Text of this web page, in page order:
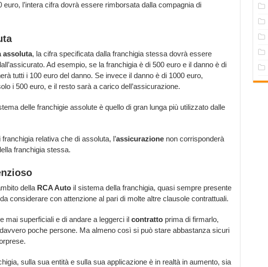
euro, l’intera cifra dovrà essere rimborsata dalla compagnia di
assoluta, la cifra specificata dalla franchigia stessa dovrà essere
Ad esempio, se la franchigia è di 500 euro e il danno è di
tutti i 100 euro del danno. Se invece il danno è di 1000 euro,
i 500 euro, e il resto sarà a carico dell’assicurazione.
delle franchigie assolute è quello di gran lunga più utilizzato dalle
relativa che di assoluta, l’assicurazionenon corrisponderà
franchigia stessa.
dellaRCA Autoil sistema della franchigia, quasi sempre presente
considerare con attenzione al pari di molte altre clausole contrattuali.
mai superficiali e di andare a leggerci ilcontrattoprima di firmarlo,
poche persone. Ma almeno così si può stare abbastanza sicuri
sulla sua entità e sulla sua applicazione è in realtà in aumento, sia